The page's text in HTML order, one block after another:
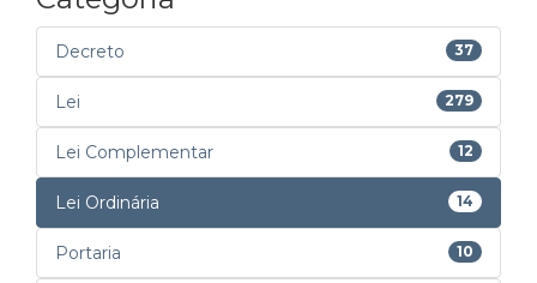
Decreto 37
Lei 279
Lei Complementar 12
Lei Ordinária 14
Portaria 10